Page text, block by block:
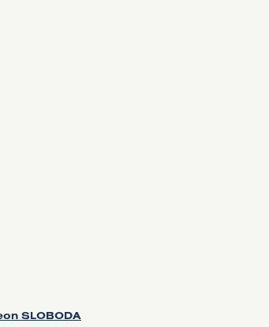
SLOBODA